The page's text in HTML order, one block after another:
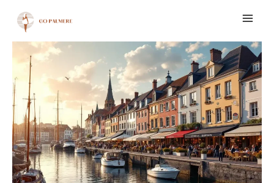
contenu